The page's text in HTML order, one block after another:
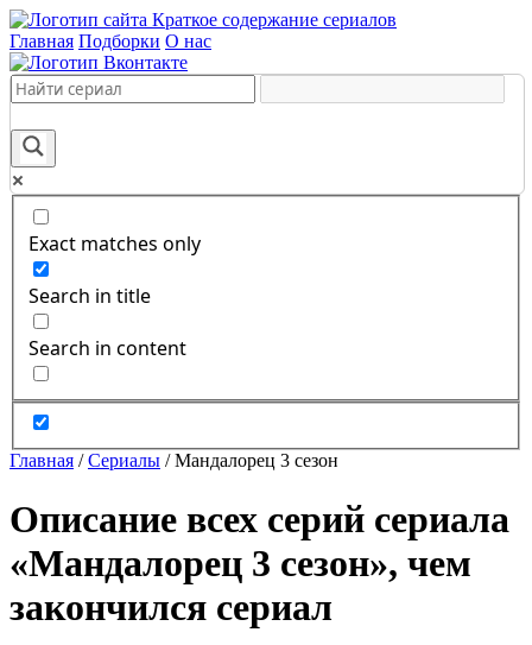
Краткое содержание сериалов
Главная Подборки О нас
Exact matches only
Search in title
Search in content
Главная /Сериалы /Мандалорец 3 сезон
Описание всех серий сериала
«Мандалорец 3 сезон», чем
закончился сериал